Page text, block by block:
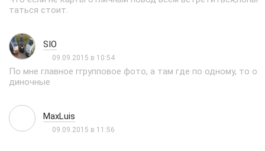
таться стоит.
SIO
09.09.2015 в 10:54
По мне главное ггрупповое фото, а там где по одному, то о
диночные
MaxLuis
09.09.2015 в 11:56